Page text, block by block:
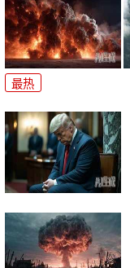
最热